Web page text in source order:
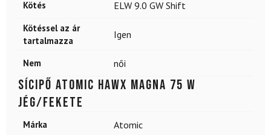
Kötés ELW 9.0 GW Shift
Kötéssel az ár
tartalmazza
Igen
Nem női
Sícipő ATOMIC Hawx Magna 75 W
Jég/Fekete
Márka Atomic